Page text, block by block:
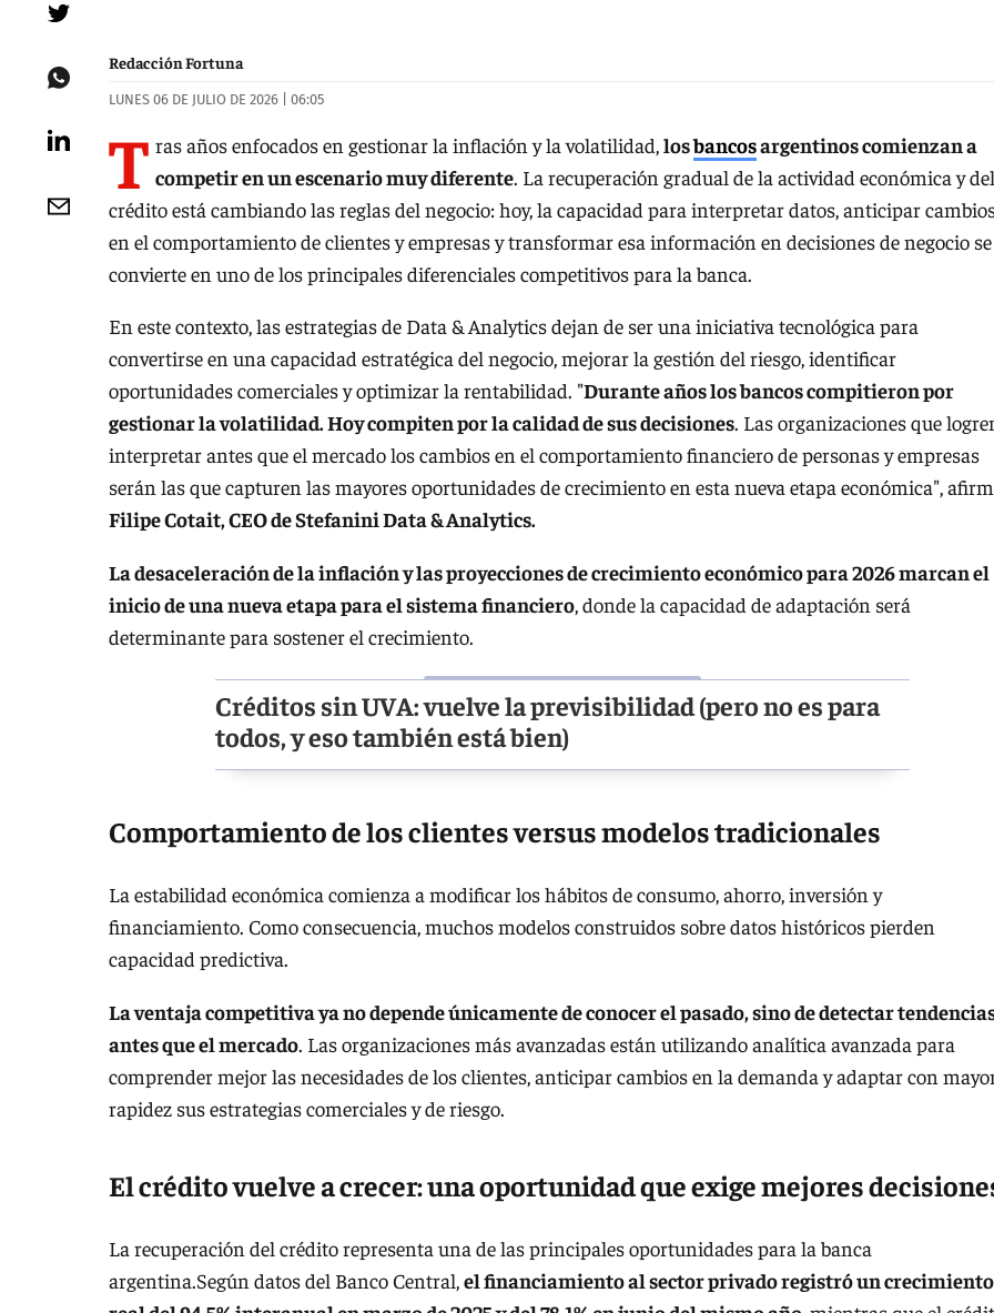
Redacción Fortuna
LUNES 06 DE JULIO DE 2026 | 06:05
T ras años enfocados en gestionar la inflación y la volatilidad,losbancosargentinos comienzan a
competir en un escenario muy diferente. La recuperación gradual de la actividad económica y del
crédito está cambiando las reglas del negocio: hoy, la capacidad para interpretar datos, anticipar
en el comportamiento de clientes y empresas y transformar esa información en decisiones de negocio se
convierte en uno de los principales diferenciales competitivos para la banca.
En este contexto, las estrategias de Data & Analytics dejan de ser una iniciativa tecnológica para
convertirse en una capacidad estratégica del negocio, mejorar la gestión del riesgo, identificar
oportunidades comerciales y optimizar la rentabilidad. "Durante años los bancos compitieron por
gestionar la volatilidad. Hoy compiten por la calidad de sus decisiones. Las organizaciones que
interpretar antes que el mercado los cambios en el comportamiento financiero de personas y empresas
serán las que capturen las mayores oportunidades de crecimiento en esta nueva etapa económica",
Filipe Cotait, CEO de Stefanini Data & Analytics.
La desaceleración de la inflación y las proyecciones de crecimiento económico para 2026 marcan el
inicio de una nueva etapa para el sistema financiero, donde la capacidad de adaptación será
determinante para sostener el crecimiento.
Créditos sin UVA: vuelve la previsibilidad (pero no es para
todos, y eso también está bien)
Comportamiento de los clientes versus modelos tradicionales
La estabilidad económica comienza a modificar los hábitos de consumo, ahorro, inversión y
financiamiento. Como consecuencia, muchos modelos construidos sobre datos históricos pierden
capacidad predictiva.
La ventaja competitiva ya no depende únicamente de conocer el pasado, sino de detectar
antes que el mercado. Las organizaciones más avanzadas están utilizando analítica avanzada para
comprender mejor las necesidades de los clientes, anticipar cambios en la demanda y adaptar con
rapidez sus estrategias comerciales y de riesgo.
El crédito vuelve a crecer: una oportunidad que exige mejores
La recuperación del crédito representa una de las principales oportunidades para la banca
argentina.Según datos del Banco Central, el financiamiento al sector privado registró un crecimiento